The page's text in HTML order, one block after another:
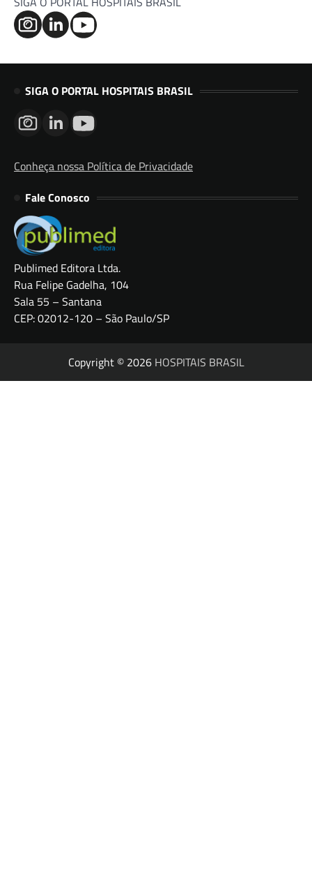
SIGA O PORTAL HOSPITAIS BRASIL
Conheça nossa Política de Privacidade
Fale Conosco
Publimed Editora Ltda.
Rua Felipe Gadelha, 104
Sala 55 – Santana
CEP: 02012-120 – São Paulo/SP
Copyright © 2026 HOSPITAIS BRASIL